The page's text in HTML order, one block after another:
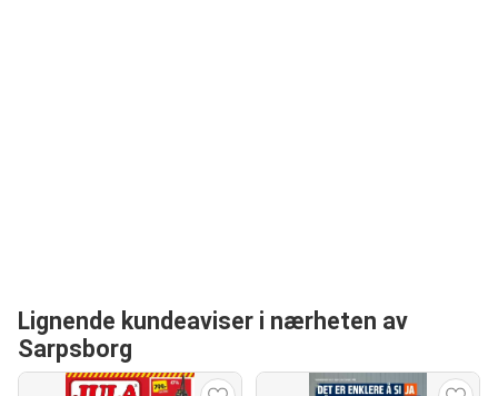
Lignende kundeaviser i nærheten av
Sarpsborg